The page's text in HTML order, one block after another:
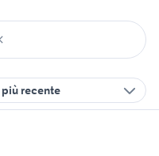
più recente